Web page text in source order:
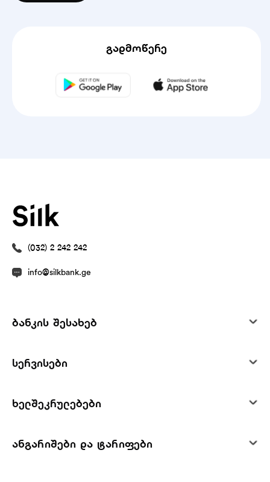
გადმოწერე
(032) 2 242 242
info@silkbank.ge
ბანკის შესახებ
სერვისები
ხელშეკრულებები
ანგარიშები და ტარიფები